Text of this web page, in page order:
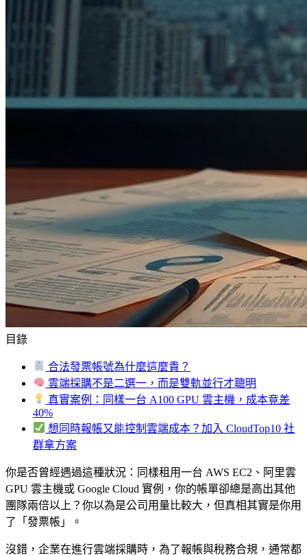
目錄
合法發票帳號為什麼這麼貴？
雲端採購不是二選一，而是雙軌並行才聰明
真實案例：同樣一台 A100 GPU 雲主機，成本竟差
40%
想同時報帳又能控制雲端成本？加入 CloudTop10 社
群拿方案
你是否曾經遇過這種狀況：同樣租用一台 AWS EC2、阿里雲
GPU 雲主機或 Google Cloud 實例，你的帳單卻總是高出其他
團隊兩倍以上？你以為是公司用量比較大，但真相其實是你用
了「發票帳」。
沒錯，企業在進行雲端採購時，為了報帳與稅務合規，通常都